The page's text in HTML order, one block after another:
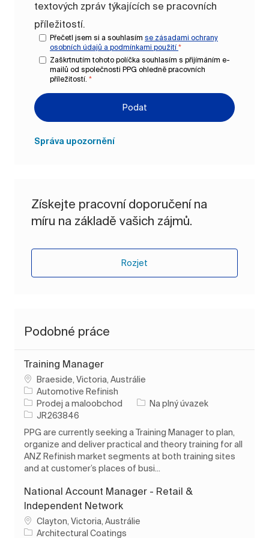
textových zpráv týkajících se pracovních
příležitostí.
Přečetl jsem si a souhlasím se zásadami ochrany
osobních údajů a podmínkami použití *
Zaškrtnutím tohoto políčka souhlasím s přijímáním e-
mailů od společnosti PPG ohledně pracovních
příležitostí. *
Podat
Správa upozornění
Získejte pracovní doporučení na
míru na základě vašich zájmů.
Rozjet
Podobné práce
Training Manager
Umístění
Braeside, Victoria, Austrálie
Automotive Refinish
Kategorie
Prodej a maloobchod Typ úlohy
Na plný úvazek
ID úlohy
JR263846
PPG are currently seeking a Training Manager to plan,
organize and deliver practical and theory training for all
ANZ Refinish market segments at both training sites
and at customer’s places of busi...
National Account Manager - Retail &
Independent Network
Umístění
Clayton, Victoria, Austrálie
Architectural Coatings